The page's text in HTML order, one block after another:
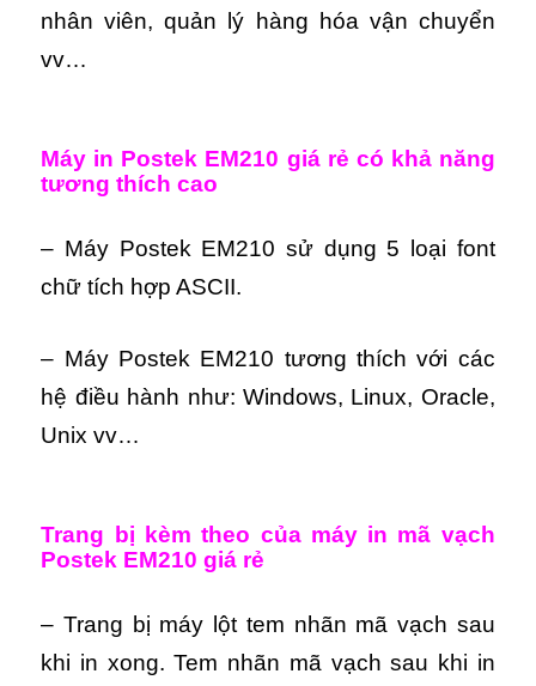
nhân viên, quản lý hàng hóa vận chuyển
vv…
Máy in Postek EM210 giá rẻ có khả năng
tương thích cao
– Máy Postek EM210 sử dụng 5 loại font
chữ tích hợp ASCII.
– Máy Postek EM210 tương thích với các
hệ điều hành như: Windows, Linux, Oracle,
Unix vv…
Trang bị kèm theo của máy in mã vạch
Postek EM210 giá rẻ
– Trang bị máy lột tem nhãn mã vạch sau
khi in xong. Tem nhãn mã vạch sau khi in